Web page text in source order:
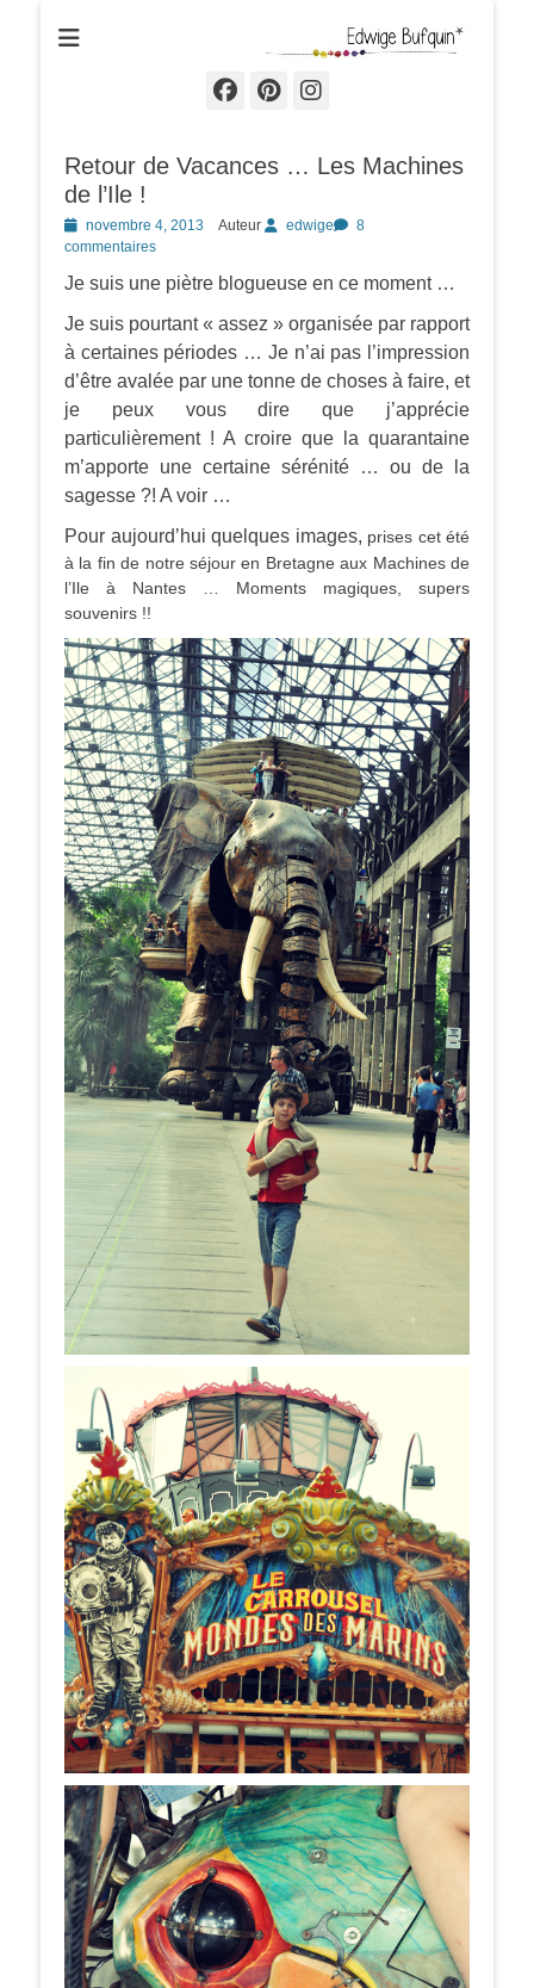
Edwige Bufquin
Facebook
Pinterest
Instagram
Retour de Vacances … Les Machines
de l’Ile !
Posted
on
novembre 4, 2013 Auteur edwige
8
commentaires
Je suis une piètre blogueuse en ce moment …
Je suis pourtant « assez » organisée par rapport
à certaines périodes … Je n’ai pas l’impression
d’être avalée par une tonne de choses à faire, et
je peux vous dire que j’apprécie
particulièrement ! A croire que la quarantaine
m’apporte une certaine sérénité … ou de la
sagesse ?! A voir …
Pour aujourd’hui quelques images, prises cet été
à la fin de notre séjour en Bretagne aux Machines de
l’Ile à Nantes … Moments magiques, supers
souvenirs !!